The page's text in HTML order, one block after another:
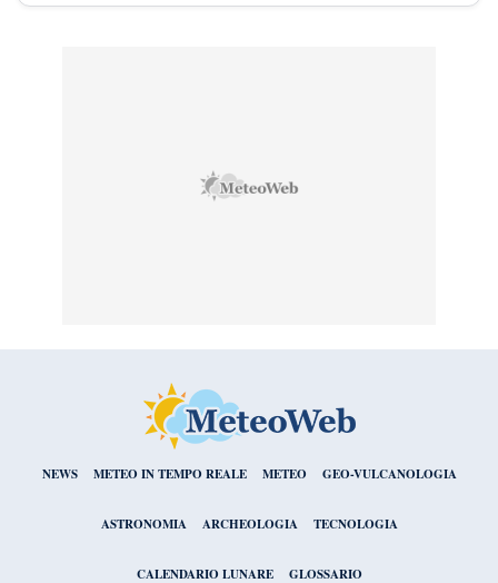
NEWS METEO IN TEMPO REALE METEO GEO-VULCANOLOGIA
ASTRONOMIA ARCHEOLOGIA TECNOLOGIA
CALENDARIO LUNARE GLOSSARIO